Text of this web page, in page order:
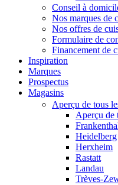
Conseil à
Nos marques de
Nos offres de
Formulaire de
Financement de
Inspiration
Marques
Prospectus
Magasins
Aperçu de tous
Aperçu de
Heidelberg
Herxheim
Rastatt
Landau
Trèves-